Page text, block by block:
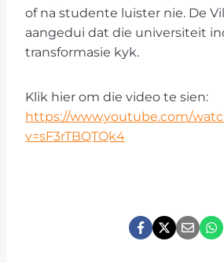
of na studente luister nie. De
aangedui dat die universiteit
transformasie kyk.
Klik hier om die video te sien:
https://www.youtube.com/
v=sF3rTBQTQk4